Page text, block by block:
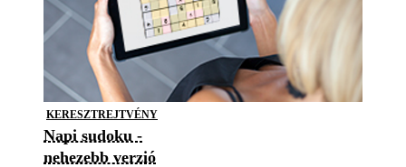
KERESZTREJTVÉNY
Napi sudoku -
nehezebb verzió